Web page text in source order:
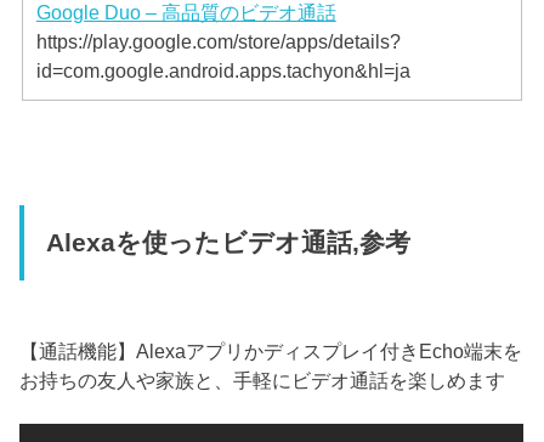
Google Duo – 高品質のビデオ通話
https://play.google.com/store/apps/details?
id=com.google.android.apps.tachyon&hl=ja
Alexaを使ったビデオ通話,参考
【通話機能】Alexaアプリかディスプレイ付きEcho端末を
お持ちの友人や家族と、手軽にビデオ通話を楽しめます